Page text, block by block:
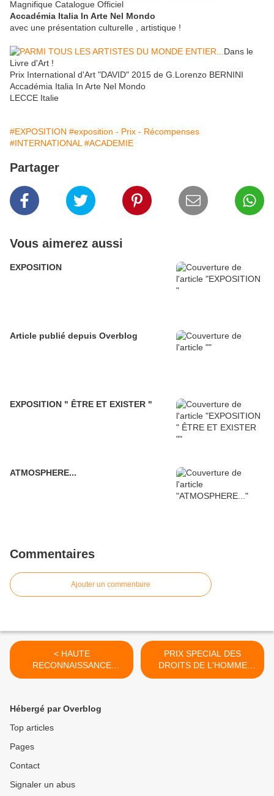
Magnifique Catalogue Officiel
Accadémia Italia In Arte Nel Mondo
avec une présentation culturelle , artistique !
Dans le
Livre d'Art !
Prix International d'Art "DAVID" 2015 de G.Lorenzo BERNINI
Accadémia Italia In Arte Nel Mondo
LECCE Italie
#EXPOSITION #exposition - Prix - Récompenses
#INTERNATIONAL #ACADEMIE
Partager
Vous aimerez aussi
EXPOSITION
Article publié depuis Overblog
EXPOSITION " ÊTRE ET EXISTER "
ATMOSPHERE...
Commentaires
Ajouter un commentaire
< HAUTE
RECONNAISSANCE
INTERNATIONALE...ACAD
PRIX SPECIAL DES
DROITS DE L'HOMME
2015 >
Hébergé par Overblog
Top articles
Pages
Contact
Signaler un abus